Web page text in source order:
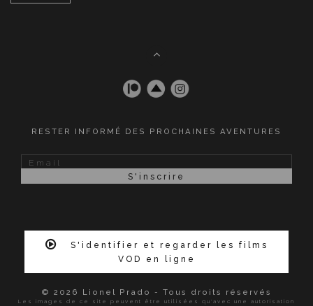
RESTER INFORMÉ DES PROCHAINES AVENTURES
S'identifier et regarder les films
VOD en ligne
© 2026 Lionel Prado - Tous droits réservés
Les images de ce site peuvent être utilisées qu'avec une autorisation